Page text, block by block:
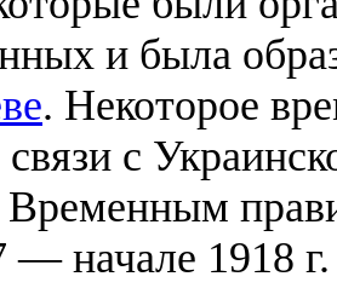
и была
. Некоторое
с
— начале 1918